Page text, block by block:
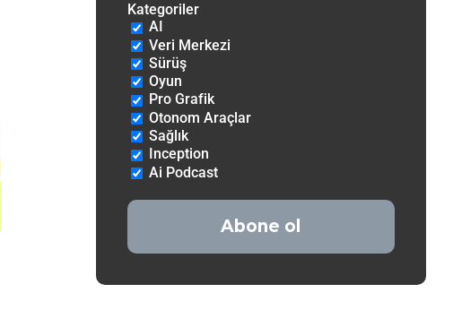
Kategoriler
AI
Veri Merkezi
Sürüş
Oyun
Pro Grafik
Otonom Araçlar
Sağlık
Inception
Ai Podcast